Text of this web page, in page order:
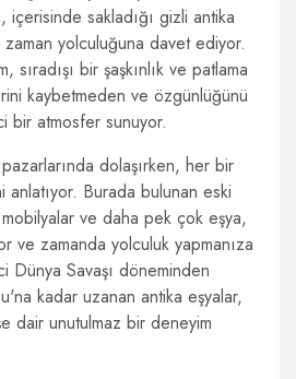
sakladığı gizli antika
yolculuğuna davet ediyor.
bir şaşkınlık ve patlama
kaybetmeden ve özgünlüğünü
bir atmosfer sunuyor.
dolaşırken, her bir
anlatıyor. Burada bulunan eski
ve daha pek çok eşya,
ve zamanda yolculuk yapmanıza
Dünya Savaşı döneminden
kadar uzanan antika eşyalar,
dair unutulmaz bir deneyim